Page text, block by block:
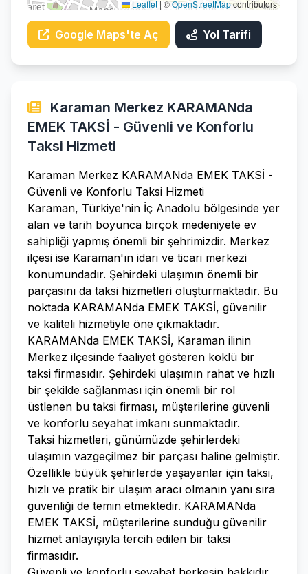
Leaflet| ©OpenStreetMapcontributors
Google Maps'te Aç Yol Tarifi
Karaman Merkez KARAMANda
EMEK TAKSİ - Güvenli ve Konforlu
Taksi Hizmeti
Karaman Merkez KARAMANda EMEK TAKSİ -
Güvenli ve Konforlu Taksi Hizmeti
Karaman, Türkiye'nin İç Anadolu bölgesinde yer
alan ve tarih boyunca birçok medeniyete ev
sahipliği yapmış önemli bir şehrimizdir. Merkez
ilçesi ise Karaman'ın idari ve ticari merkezi
konumundadır. Şehirdeki ulaşımın önemli bir
parçasını da taksi hizmetleri oluşturmaktadır. Bu
noktada KARAMANda EMEK TAKSİ, güvenilir
ve kaliteli hizmetiyle öne çıkmaktadır.
KARAMANda EMEK TAKSİ, Karaman ilinin
Merkez ilçesinde faaliyet gösteren köklü bir
taksi firmasıdır. Şehirdeki ulaşımın rahat ve hızlı
bir şekilde sağlanması için önemli bir rol
üstlenen bu taksi firması, müşterilerine güvenli
ve konforlu seyahat imkanı sunmaktadır.
Taksi hizmetleri, günümüzde şehirlerdeki
ulaşımın vazgeçilmez bir parçası haline gelmiştir.
Özellikle büyük şehirlerde yaşayanlar için taksi,
hızlı ve pratik bir ulaşım aracı olmanın yanı sıra
güvenliği de temin etmektedir. KARAMANda
EMEK TAKSİ, müşterilerine sunduğu güvenilir
hizmet anlayışıyla tercih edilen bir taksi
firmasıdır.